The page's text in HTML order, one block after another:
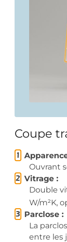
Coupe
Ouvrant
Vitrage :
Double
W/m²K,
Parclose :
La
entre les